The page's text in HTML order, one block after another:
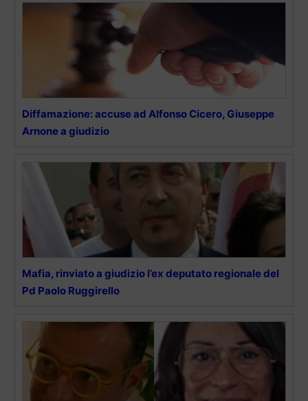
Diffamazione: accuse ad Alfonso Cicero, Giuseppe
Arnone a giudizio
Mafia, rinviato a giudizio l’ex deputato regionale del
Pd Paolo Ruggirello